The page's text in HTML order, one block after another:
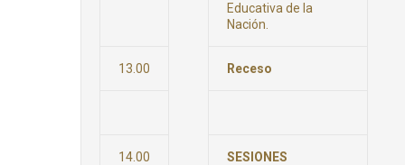
Educativa de la
Nación.
13.00 Receso
14.00
SESIONES